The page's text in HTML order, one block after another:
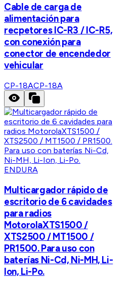
Cable de carga de
alimentación para
recpetores IC-R3 / IC-R5,
con conexión para
conector de encendedor
vehicular
CP-18ACP-18A
ENDURA
Multicargador rápido de
escritorio de 6 cavidades
para radios
MotorolaXTS1500 /
XTS2500 / MT1500 /
PR1500. Para uso con
baterías Ni-Cd, Ni-MH, Li-
Ion, Li-Po.